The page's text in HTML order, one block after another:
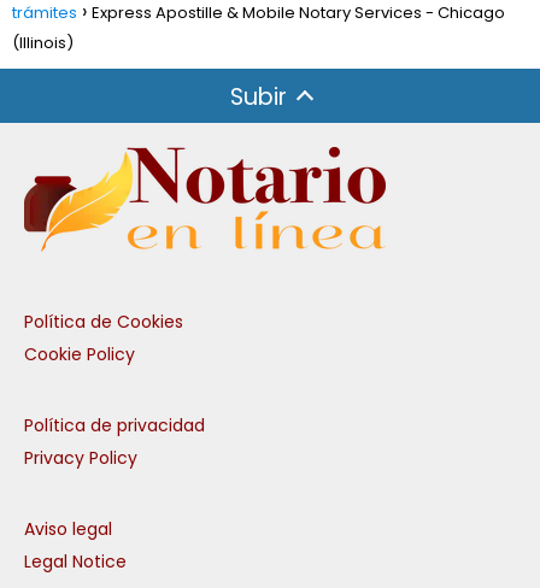
trámites
Express Apostille & Mobile Notary Services - Chicago
(Illinois)
Subir
Política de Cookies
Cookie Policy
Política de privacidad
Privacy Policy
Aviso legal
Legal Notice